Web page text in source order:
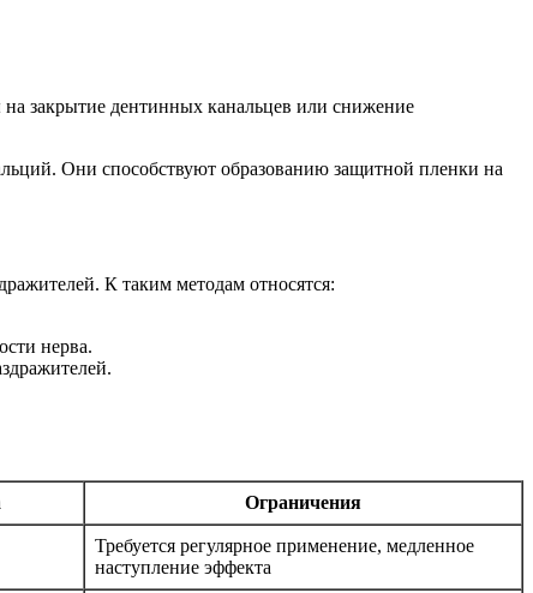
закрытие дентинных канальцев или снижение
Они способствуют образованию защитной пленки на
К таким методам относятся:
нерва.
Ограничения
Требуется регулярное применение, медленное
наступление эффекта